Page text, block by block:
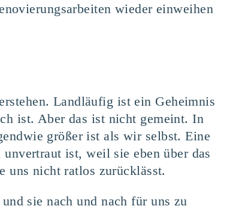
wieder einweihen
Landläufig ist ein Geheimnis
ist. Aber das ist nicht gemeint. In
größer ist als wir selbst. Eine
ist, weil sie eben über das
uns nicht ratlos zurücklässt.
sie nach und nach für uns zu